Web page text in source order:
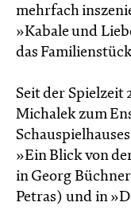
mehrfach
»Kabale und
das
Seit der Spielzeit
Michalek zum
»Ein Blick von
in Georg
Petras) und in